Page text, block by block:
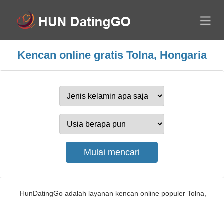
Kencan online gratis Tolna, Hongaria
HunDatingGo adalah layanan kencan online populer Tolna,